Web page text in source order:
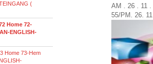
AM . 26 . 11
55/PM. 26. 11
(
Home 72-
ENGLISH-
Home 73-Hem